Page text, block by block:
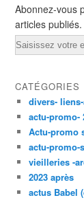
Abonnez-vous
articles publiés.
Email
CATÉGORIES
divers-
actu-promo-
Actu-promo
actu-promo-
vieilleries -
2023 après
actus Babel